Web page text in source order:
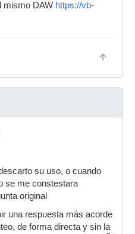
mismo DAW https://vb-
su uso, o cuando
se me constestara
original
una respuesta más acorde
de forma directa y sin la